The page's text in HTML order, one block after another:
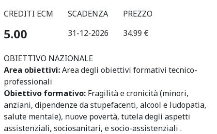
CREDITI ECM
5.00
SCADENZA
31-12-2026
PREZZO
34.99 €
OBIETTIVO NAZIONALE
Area obiettivi:Area degli obiettivi formativi tecnico-
professionali
Obiettivo formativo: Fragilità e cronicità (minori,
anziani, dipendenze da stupefacenti, alcool e ludopatia,
salute mentale), nuove povertà, tutela degli aspetti
assistenziali, sociosanitari, e socio-assistenziali .